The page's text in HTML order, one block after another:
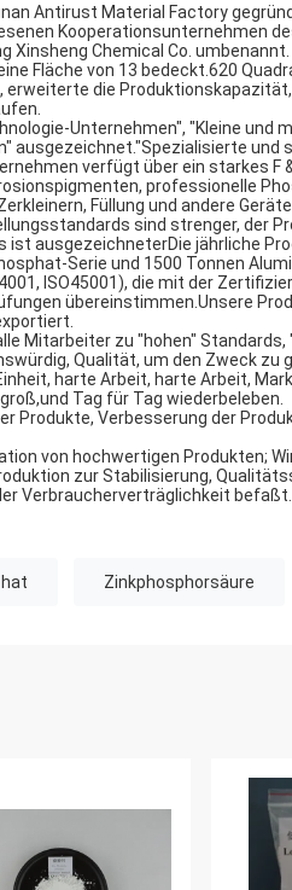
Antirust Material Factory
Kooperationsunternehmen
Xinsheng Chemical Co.
Fläche von 13 bedeckt.620
die
Unternehmen", "Kleine und
ausgezeichnet."Spezialisierte und
verfügt über ein starkes F
professionelle
Füllung und andere
sind strenger, der
ausgezeichneterDie jährliche
Serie und 1500 Tonnen
ISO45001), die mit der
übereinstimmen.Unsere
Mitarbeiter zu "hohen"
Qualität, um den Zweck zu
harte Arbeit, harte Arbeit,
Tag für Tag wiederbeleben.
Produkte, Verbesserung der
von hochwertigen Produkten;
zur Stabilisierung,
Verbraucherverträglichkeit befaßt.
Zinkphosphorsäure